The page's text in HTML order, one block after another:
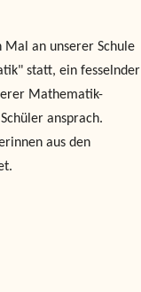
Mal an unserer Schule
statt, ein fesselnder
Mathematik-
ansprach.
aus den